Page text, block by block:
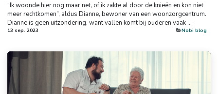
“Ik woonde hier nog maar net, of ik zakte al door de knieën en kon niet
meer rechtkomen”, aldus Dianne, bewoner van een woonzorgcentrum.
Dianne is geen uitzondering, want vallen komt bij ouderen vaak ...
13 sep. 2023 ​Nobi blog